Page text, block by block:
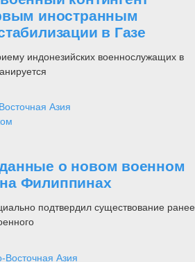
иностранным
в Газе
индонезийских военнослужащих в
Азия
о новом военном
Филиппинах
подтвердил существование ранее
Восточная Азия